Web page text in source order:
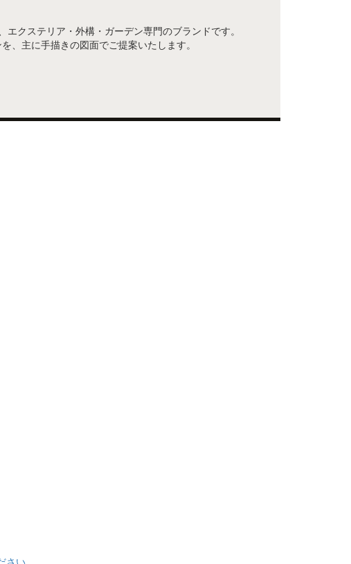
エクステリア・外構・ガーデン専門のブランドです。
、主に手描きの図面でご提案いたします。